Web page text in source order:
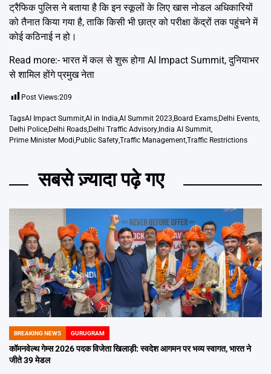
ट्रैफिक पुलिस ने बताया है कि इन स्कूलों के लिए खास नोडल अधिकारियों
को तैनात किया गया है, ताकि किसी भी छात्र को परीक्षा केंद्रों तक पहुंचने में
कोई कठिनाई न हो।
Read more:-भारत में कल से शुरू होगा AI Impact Summit, दुनियाभर
से शामिल होंगे प्रमुख नेता
Post Views:209
TagsAI Impact Summit,AI in India,AI Summit 2023,Board Exams,Delhi Events,
Delhi Police,Delhi Roads,Delhi Traffic Advisory, India AI Summit,
Prime Minister Modi,Public Safety,Traffic Management,Traffic Restrictions
सबसे ज़्यादा पढ़े गए
POSTED
IN
BREAKING NEWS GURUGRAM
कॉमनवेल्थ गेम्स 2026 पदक विजेता खिलाड़ी: स्वदेश आगमन पर भव्य स्वागत, भारत ने
जीते 39 मेडल